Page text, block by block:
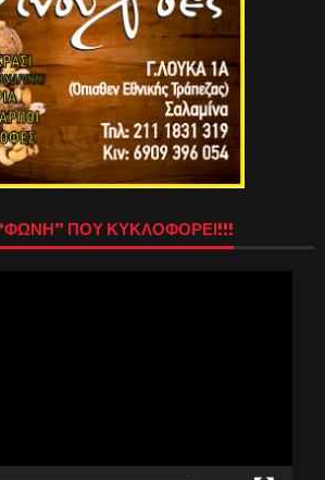
ΠΟΥ ΚΥΚΛΟΦΟΡΕΙ!!!